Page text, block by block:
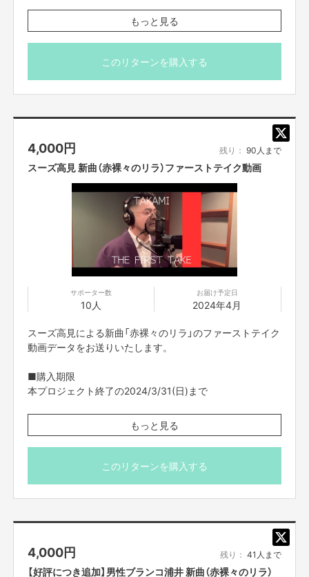
■データ送付予定日
2024年4月
・FANY Crowdfundingのメッセージ機能を使ってご案内
・ご支援の際は、本文記載の【ご支援にあたってのご注意
もっと見る
このリターンを購入する
4,000円 残り： 90人まで
スーズ高見 新曲（赤裸々のリラ）ファーストテイク動画
サポーター数
10人
お届け予定日
2024年4月
スーズ高見による新曲「赤裸々のリラ」のファーストテイク
動画データをお送りいたします。
■購入期限
本プロジェクト終了の2024/3/31(日)まで
■データ送付予定日
2024年4月
・FANY Crowdfundingのメッセージ機能を使ってご案内
・ご支援の際は、本文記載の【ご支援にあたってのご注意
もっと見る
このリターンを購入する
4,000円 残り： 41人まで
【好評につき追加】男性ブランコ浦井 新曲（赤裸々のリラ）